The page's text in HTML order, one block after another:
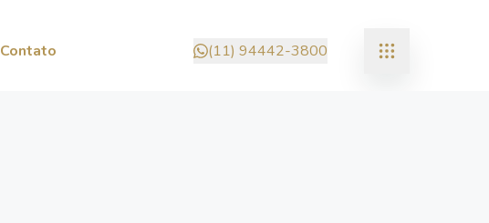
Contato (11) 94442-3800